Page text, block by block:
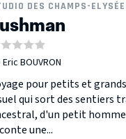
DES CHAMPS-
BOUVRON
pour petits et
qui sort des sentiers
d'un petit homme
une...